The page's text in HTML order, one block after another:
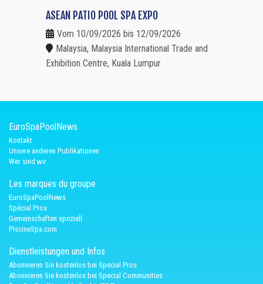
ASEAN PATIO POOL SPA EXPO
Vom 10/09/2026 bis 12/09/2026
Malaysia, Malaysia International Trade and
Exhibition Centre, Kuala Lumpur
EuroSpaPoolNews
Kontakt
Unsere anderen Publikationen
Wer sind wir
Les marques du groupe
EuroSpaPoolNews
Spécial Pros
Gemeinschaften speziell
PiscineSpa.com
Dienstleistungen und Infos
Abonnieren Sie kostenlos bei Special Pros
Abonnieren Sie kostenlos bei Special Communities